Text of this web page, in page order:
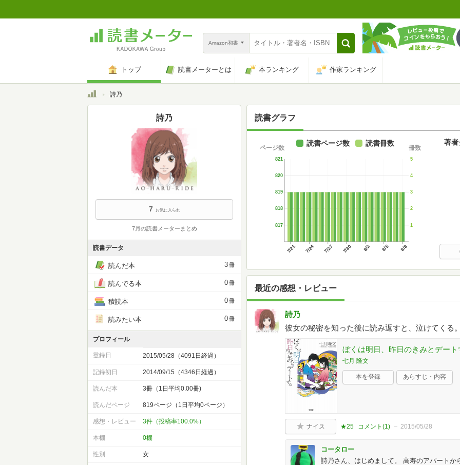
Amazon和書
トップ 読書メーターとは 本ランキング 作家ランキング
トップ詩乃
読書グラフ
7/21 7/24 7/27 7/30 8/2 8/5 8/8
817
818
819
820
821
ページ数
1
2
3
4
5
冊数
読書ページ数 読書冊数 著者
最近の感想・レビュー
詩乃
彼女の秘密を知った後に読み返すと、泣けてくる。
ぼくは明日、昨日のきみとデー
七月 隆文
本を登録 あらすじ・内容
ナイス ★25 コメント(1) 2015/05/28
コータロー
詩乃さん、はじめまして。 高寿のアパート
詩乃
7 お気に入られ
7月の読書メーターまとめ
読書データ
読んだ本 3冊
読んでる本 0冊
積読本 0冊
読みたい本 0冊
プロフィール
登録日 2015/05/28（4091日経過）
記録初日 2014/09/15（4346日経過）
読んだ本 3冊（1日平均0.00冊)
読んだページ 819ページ（1日平均0ページ）
感想・レビュー 3件（投稿率100.0%）
本棚 0棚
性別 女